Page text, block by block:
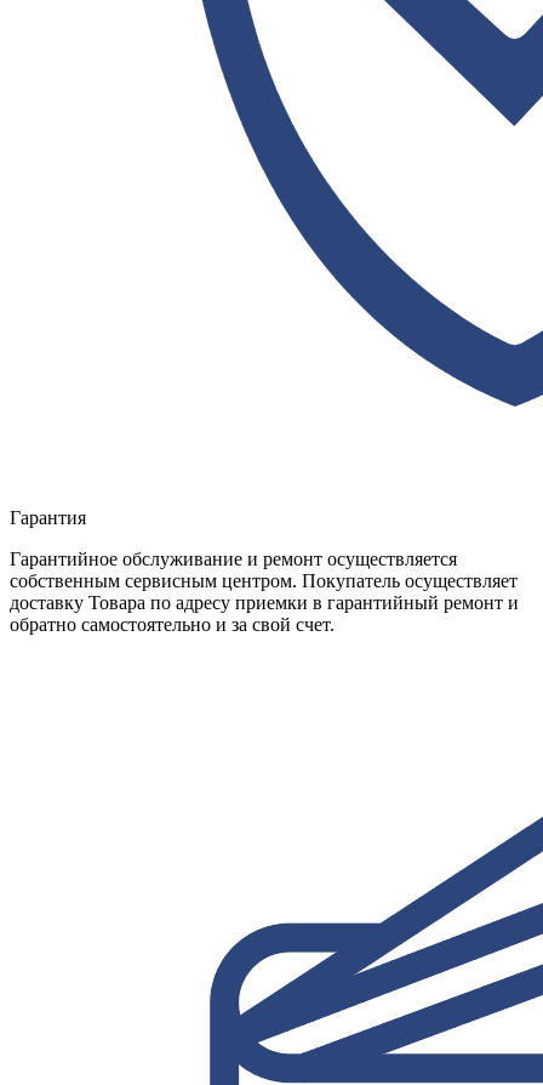
Гарантия
Гарантийное обслуживание и ремонт осуществляется
собственным сервисным центром. Покупатель осуществляет
доставку Товара по адресу приемки в гарантийный ремонт и
обратно самостоятельно и за свой счет.